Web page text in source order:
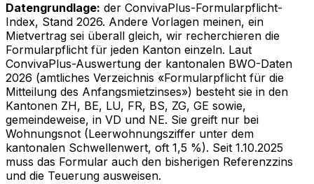
Datengrundlage: der ConvivaPlus-Formularpflicht-
Index, Stand 2026. Andere Vorlagen meinen, ein
Mietvertrag sei überall gleich, wir recherchieren die
Formularpflicht für jeden Kanton einzeln. Laut
ConvivaPlus-Auswertung der kantonalen BWO-Daten
2026 (amtliches Verzeichnis «Formularpflicht für die
Mitteilung des Anfangsmietzinses») besteht sie in den
Kantonen ZH, BE, LU, FR, BS, ZG, GE sowie,
gemeindeweise, in VD und NE. Sie greift nur bei
Wohnungsnot (Leerwohnungsziffer unter dem
kantonalen Schwellenwert, oft 1,5 %). Seit 1.10.2025
muss das Formular auch den bisherigen Referenzzins
und die Teuerung ausweisen.